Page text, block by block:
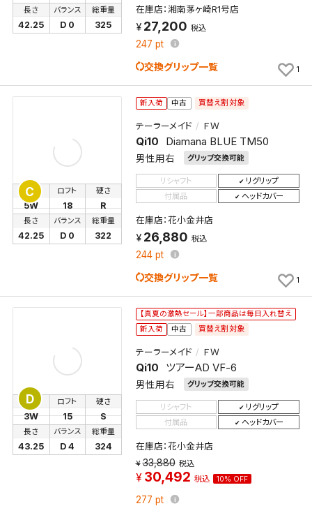
長さ
42.25
バランス
D 0
総重量
325
在庫店：湘南茅ヶ崎R1号店
27,200 税込
247 pt
交換グリップ一覧 1
C
新入荷 中古 買替え割対象
テーラーメイド ＦＷ
Qi10 Diamana BLUE TM50
男性用右 グリップ交換可能
番手
5W
ロフト
18
硬さ
R
長さ
42.25
バランス
D 0
総重量
322
リシャフト
リグリップ
付属品
ヘッドカバー
在庫店：花小金井店
26,880 税込
244 pt
交換グリップ一覧 1
D
【真夏の激熱セール】一部商品は毎日入れ替え
新入荷
中古 買替え割対象
テーラーメイド ＦＷ
Qi10 ツアーAD VF-6
男性用右
グリップ交換可能
番手
3W
ロフト
15
硬さ
S
長さ
43.25
バランス
D 4
総重量
324
リシャフト
リグリップ
付属品
ヘッドカバー
在庫店：花小金井店
33,880 税込
30,492 税込 10% OFF
277 pt